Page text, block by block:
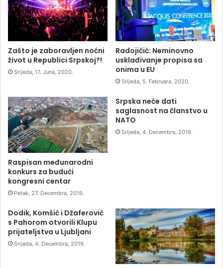
Zašto je zaboravljen noćni
život u Republici Srpskoj?!
Srijeda, 17. Juna, 2020.
Radojičić: Neminovno
usklađivanje propisa sa
onima u EU
Srijeda, 5. Februara, 2020.
Raspisan međunarodni
konkurs za budući
kongresni centar
Petak, 27. Decembra, 2019.
Srpska neće dati
saglasnost na članstvo u
NATO
Srijeda, 4. Decembra, 2019.
Dodik, Komšić i Džaferović
s Pahorom otvorili Klupu
prijateljstva u Ljubljani
Srijeda, 4. Decembra, 2019.